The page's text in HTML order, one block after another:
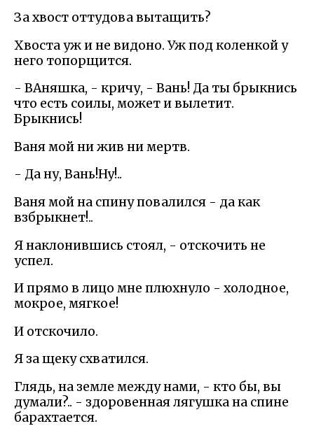
За хвост оттудова вытащить?
Хвоста уж и не видоно. Уж под коленкой у
него топорщится.
- ВАняшка, - кричу, - Вань! Да ты брыкнись
что есть соилы, может и вылетит.
Брыкнись!
Ваня мой ни жив ни мертв.
- Да ну, Вань!Ну!..
Ваня мой на спину повалился - да как
взбрыкнет!..
Я наклонившись стоял, - отскочить не
успел.
И прямо в лицо мне плюхнуло - холодное,
мокрое, мягкое!
И отскочило.
Я за щеку схватился.
Глядь, на земле между нами, - кто бы, вы
думали?.. - здоровенная лягушка на спине
барахтается.